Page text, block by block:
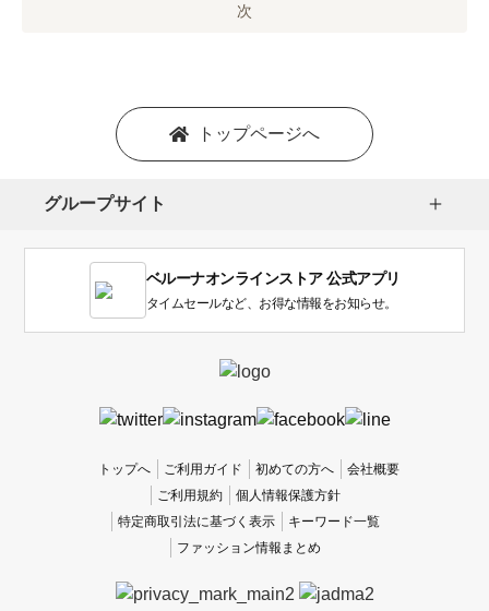
い
次
トップページへ
グループサイト
ベルーナオンラインストア 公式アプリ
タイムセールなど、お得な情報をお知らせ。
トップへ ご利用ガイド 初めての方へ
会社概要
ご利用規約
個人情報保護方針
特定商取引法に基づく表示
キーワード一覧
ファッション情報まとめ